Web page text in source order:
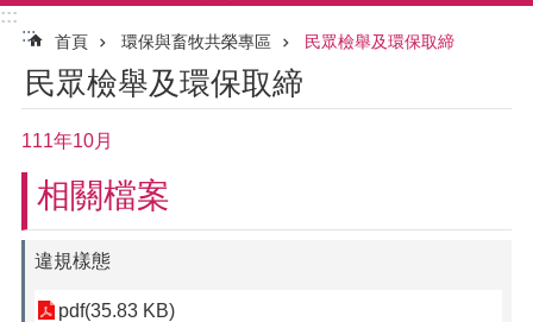
:::
:::
首頁 環保與畜牧共榮專區 民眾檢舉及環保取締
民眾檢舉及環保取締
111年10月
相關檔案
違規樣態
pdf(35.83 KB)